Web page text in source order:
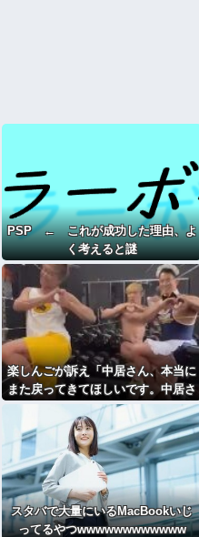
PSP ← これが成功した理由、よ
く考えると謎
楽しんごが訴え「中居さん、本当に
また戻ってきてほしいです。中居さ
んいないテレビは…」
スタバで大量にいるMacBookいじ
ってるやつwwwwwwwwwwww